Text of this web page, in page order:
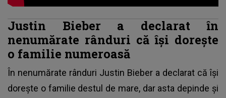
Justin Bieber a declarat în
nenumărate rânduri că își dorește
o familie numeroasă
În nenumărate rânduri Justin Bieber a declarat că își
dorește o familie destul de mare, dar asta depinde și